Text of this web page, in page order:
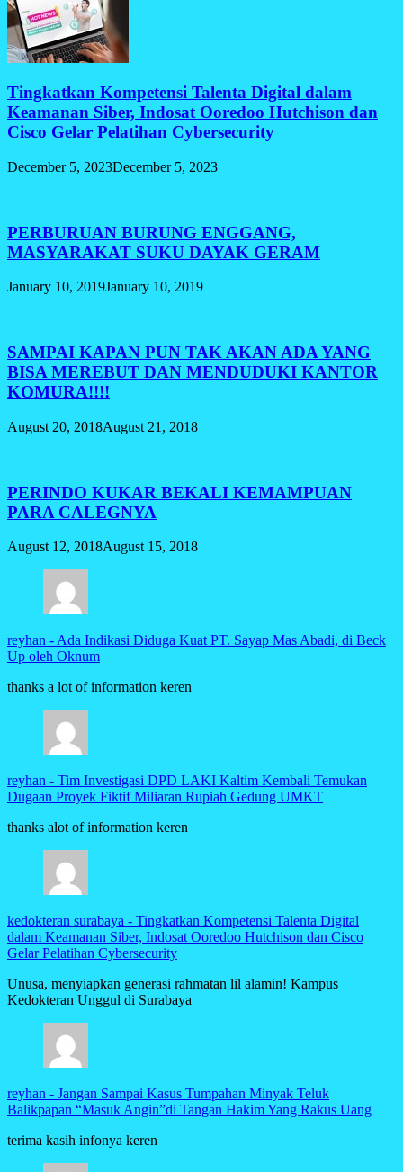
Tingkatkan Kompetensi Talenta Digital dalam
Keamanan Siber, Indosat Ooredoo Hutchison dan
Cisco Gelar Pelatihan Cybersecurity
December 5, 2023December 5, 2023
PERBURUAN BURUNG ENGGANG,
MASYARAKAT SUKU DAYAK GERAM
January 10, 2019January 10, 2019
SAMPAI KAPAN PUN TAK AKAN ADA YANG
BISA MEREBUT DAN MENDUDUKI KANTOR
KOMURA!!!!
August 20, 2018August 21, 2018
PERINDO KUKAR BEKALI KEMAMPUAN
PARA CALEGNYA
August 12, 2018August 15, 2018
reyhan - Ada Indikasi Diduga Kuat PT. Sayap Mas Abadi, di Beck
Up oleh Oknum
thanks a lot of information keren
reyhan - Tim Investigasi DPD LAKI Kaltim Kembali Temukan
Dugaan Proyek Fiktif Miliaran Rupiah Gedung UMKT
thanks alot of information keren
kedokteran surabaya - Tingkatkan Kompetensi Talenta Digital
dalam Keamanan Siber, Indosat Ooredoo Hutchison dan Cisco
Gelar Pelatihan Cybersecurity
Unusa, menyiapkan generasi rahmatan lil alamin! Kampus
Kedokteran Unggul di Surabaya
reyhan - Jangan Sampai Kasus Tumpahan Minyak Teluk
Balikpapan “Masuk Angin”di Tangan Hakim Yang Rakus Uang
terima kasih infonya keren